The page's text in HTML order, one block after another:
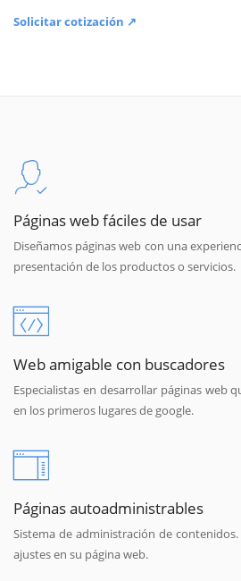
Solicitar cotización ↗
Páginas web fáciles de usar
Diseñamos páginas web con una
presentación de los productos o servicios.
Web amigable con buscadores
Especialistas en desarrollar páginas web
en los primeros lugares de google.
Páginas autoadministrables
Sistema de administración de
ajustes en su página web.